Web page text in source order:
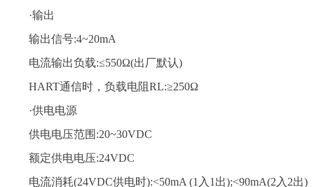
·输出
输出信号:4~20mA
电流输出负载:≤550Ω(出厂默认)
HART通信时，负载电阻RL:≥250Ω
·供电电源
供电电压范围:20~30VDC
额定供电电压:24VDC
电流消耗(24VDC供电时):<50mA (1入1出);<90mA(2入2出)